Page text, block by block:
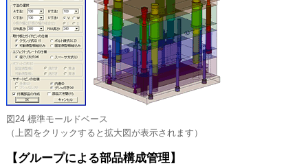
図24 標準モールドベース
（上図をクリックすると拡大図が表示されます）
【グループによる部品構成管理】